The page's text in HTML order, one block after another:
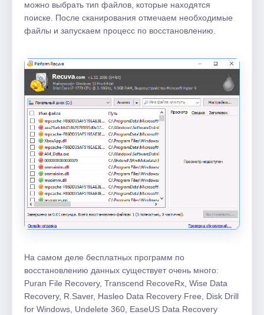
можно выбрать тип файлов, которые находятся
поиске. После сканирования отмечаем необходимые
файлы и запускаем процесс по восстановлению.
На самом деле бесплатных программ по
восстановлению данных существует очень много:
Puran File Recovery, Transcend RecoveRx, Wise Data
Recovery, R.Saver, Hasleo Data Recovery Free, Disk Drill
for Windows, Undelete 360, EaseUS Data Recovery